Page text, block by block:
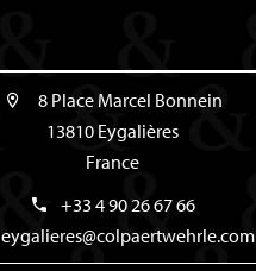
8 Place Marcel Bonnein
13810 Eygalières
France
+33 4 90 26 67 66
eygalieres@colpaertwehrle.com